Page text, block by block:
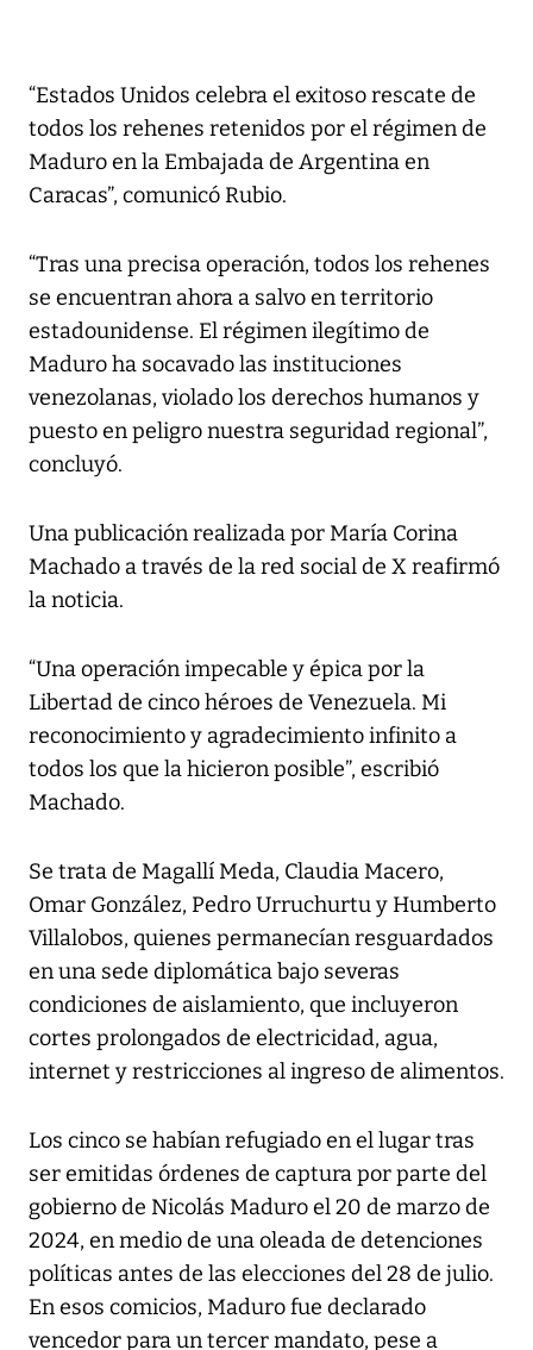
“Estados Unidos celebra el exitoso rescate de
todos los rehenes retenidos por el régimen de
Maduro en la Embajada de Argentina en
Caracas”, comunicó Rubio.
“Tras una precisa operación, todos los rehenes
se encuentran ahora a salvo en territorio
estadounidense. El régimen ilegítimo de
Maduro ha socavado las instituciones
venezolanas, violado los derechos humanos y
puesto en peligro nuestra seguridad regional”,
concluyó.
Una publicación realizada por María Corina
Machado a través de la red social de X reafirmó
la noticia.
“Una operación impecable y épica por la
Libertad de cinco héroes de Venezuela. Mi
reconocimiento y agradecimiento infinito a
todos los que la hicieron posible”, escribió
Machado.
Se trata de Magallí Meda, Claudia Macero,
Omar González, Pedro Urruchurtu y Humberto
Villalobos, quienes permanecían resguardados
en una sede diplomática bajo severas
condiciones de aislamiento, que incluyeron
cortes prolongados de electricidad, agua,
internet y restricciones al ingreso de alimentos.
Los cinco se habían refugiado en el lugar tras
ser emitidas órdenes de captura por parte del
gobierno de Nicolás Maduro el 20 de marzo de
2024, en medio de una oleada de detenciones
políticas antes de las elecciones del 28 de julio.
En esos comicios, Maduro fue declarado
vencedor para un tercer mandato, pese a